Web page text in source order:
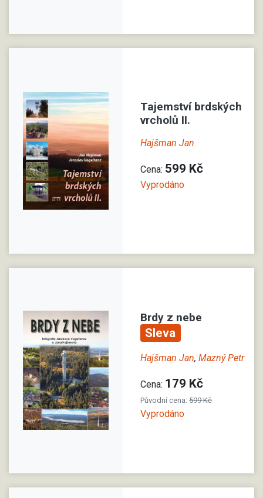
Tajemství brdských
vrcholů II.
Hajšman Jan
Cena: 599 Kč
Vyprodáno
Brdy z nebe
Sleva
Hajšman Jan, Mazný Petr
Cena: 179 Kč
Původní cena: 599 Kč
Vyprodáno